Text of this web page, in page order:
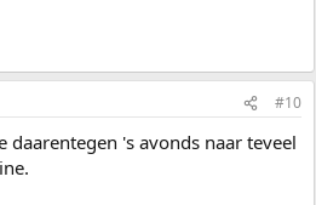
#10
's avonds naar teveel